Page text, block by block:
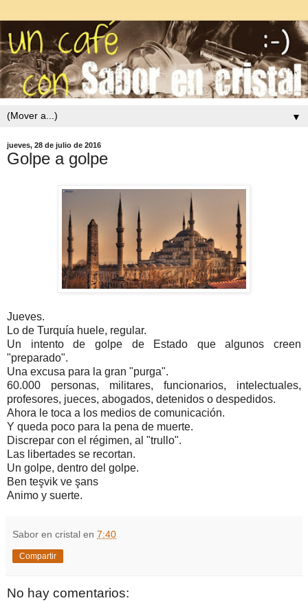
▼
jueves, 28 de julio de 2016
Golpe a golpe
Jueves.
Lo de Turquía huele, regular.
Un intento de golpe de Estado que algunos creen
"preparado".
Una excusa para la gran "purga".
60.000 personas, militares, funcionarios, intelectuales,
profesores, jueces, abogados, detenidos o despedidos.
Ahora le toca a los medios de comunicación.
Y queda poco para la pena de muerte.
Discrepar con el régimen, al "trullo".
Las libertades se recortan.
Un golpe, dentro del golpe.
Ben teşvik ve şans
Animo y suerte.
Sabor en cristal en 7:40
Compartir
No hay comentarios: